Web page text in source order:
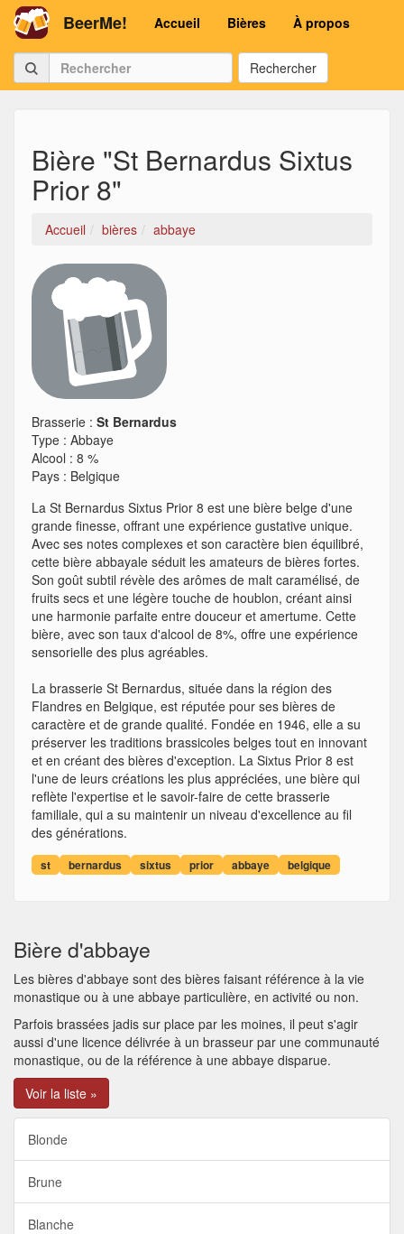
BeerMe! Accueil Bières À propos
Rechercher
Bière "St Bernardus Sixtus
Prior 8"
Accueil bières abbaye
Brasserie : St Bernardus
Type : Abbaye
Alcool : 8 %
Pays : Belgique
La St Bernardus Sixtus Prior 8 est une bière belge d'une
grande finesse, offrant une expérience gustative unique.
Avec ses notes complexes et son caractère bien équilibré,
cette bière abbayale séduit les amateurs de bières fortes.
Son goût subtil révèle des arômes de malt caramélisé, de
fruits secs et une légère touche de houblon, créant ainsi
une harmonie parfaite entre douceur et amertume. Cette
bière, avec son taux d'alcool de 8%, offre une expérience
sensorielle des plus agréables.
La brasserie St Bernardus, située dans la région des
Flandres en Belgique, est réputée pour ses bières de
caractère et de grande qualité. Fondée en 1946, elle a su
préserver les traditions brassicoles belges tout en innovant
et en créant des bières d'exception. La Sixtus Prior 8 est
l'une de leurs créations les plus appréciées, une bière qui
reflète l'expertise et le savoir-faire de cette brasserie
familiale, qui a su maintenir un niveau d'excellence au fil
des générations.
st bernardus sixtus prior abbaye belgique
Bière d'abbaye
Les bières d'abbaye sont des bières faisant référence à la vie
monastique ou à une abbaye particulière, en activité ou non.
Parfois brassées jadis sur place par les moines, il peut s'agir
aussi d'une licence délivrée à un brasseur par une communauté
monastique, ou de la référence à une abbaye disparue.
Voir la liste »
Blonde
Brune
Blanche